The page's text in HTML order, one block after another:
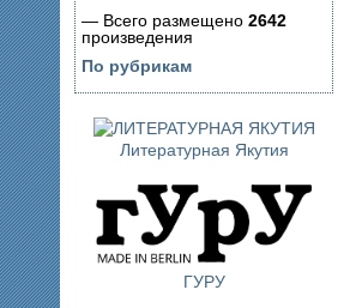
— Всего размещено 2642
произведения
По рубрикам
Литературная Якутия
ГУРУ